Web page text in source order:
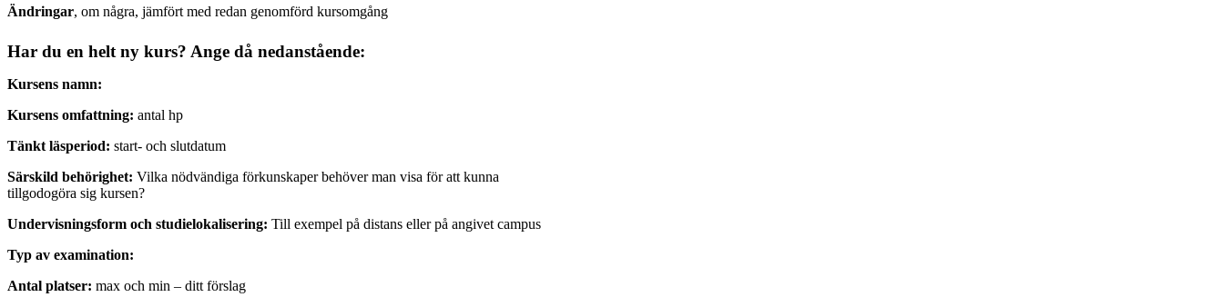
Ändringar, om några, jämfört med redan genomförd kursomgång
Har du en helt ny kurs? Ange då nedanstående:
Kursens namn:
Kursens omfattning: antal hp
Tänkt läsperiod: start- och slutdatum
Särskild behörighet: Vilka nödvändiga förkunskaper behöver man visa för att kunna
tillgodogöra sig kursen?
Undervisningsform och studielokalisering: Till exempel på distans eller på angivet campus
Typ av examination:
Antal platser: max och min – ditt förslag